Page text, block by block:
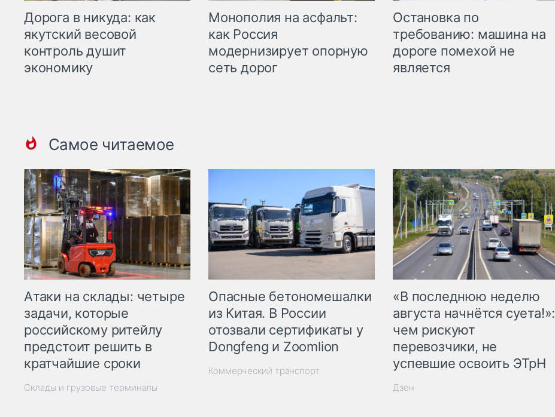
Дорога в никуда: как
якутский весовой
контроль душит
экономику
Монополия на асфальт:
как Россия
модернизирует опорную
сеть дорог
Остановка по
требованию: машина на
дороге помехой не
является
Самое читаемое
Атаки на склады: четыре
задачи, которые
российскому ритейлу
предстоит решить в
кратчайшие сроки
Склады и грузовые терминалы
Опасные бетономешалки
из Китая. В России
отозвали сертификаты у
Dongfeng и Zoomlion
Коммерческий транспорт
«В последнюю неделю
августа начнётся суета!»:
чем рискуют
перевозчики, не
успевшие освоить ЭТрН
Дзен